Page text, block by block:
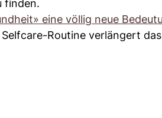
finden.
eine völlig neue
Routine verlängert